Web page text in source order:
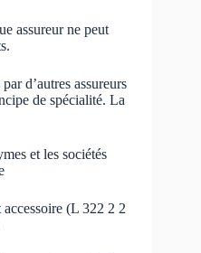
assureur ne peut
d’autres assureurs
de spécialité. La
et les sociétés
(L 322 2 2